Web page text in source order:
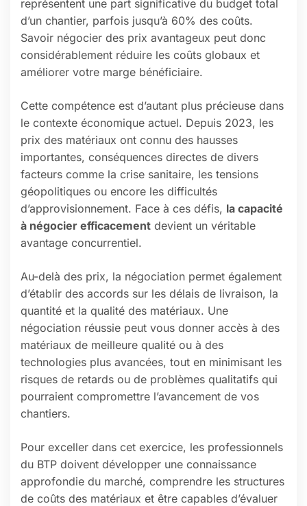
représentent une part significative du budget total
d’un chantier, parfois jusqu’à 60% des coûts.
Savoir négocier des prix avantageux peut donc
considérablement réduire les coûts globaux et
améliorer votre marge bénéficiaire.
Cette compétence est d’autant plus précieuse dans
le contexte économique actuel. Depuis 2023, les
prix des matériaux ont connu des hausses
importantes, conséquences directes de divers
facteurs comme la crise sanitaire, les tensions
géopolitiques ou encore les difficultés
d’approvisionnement. Face à ces défis, la capacité
à négocier efficacement devient un véritable
avantage concurrentiel.
Au-delà des prix, la négociation permet également
d’établir des accords sur les délais de livraison, la
quantité et la qualité des matériaux. Une
négociation réussie peut vous donner accès à des
matériaux de meilleure qualité ou à des
technologies plus avancées, tout en minimisant les
risques de retards ou de problèmes qualitatifs qui
pourraient compromettre l’avancement de vos
chantiers.
Pour exceller dans cet exercice, les professionnels
du BTP doivent développer une connaissance
approfondie du marché, comprendre les structures
de coûts des matériaux et être capables d’évaluer